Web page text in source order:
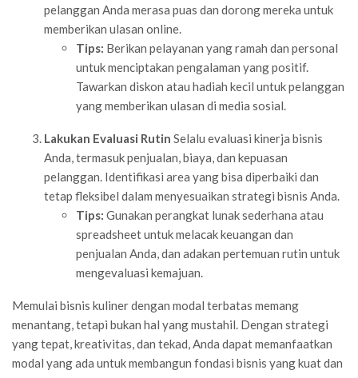
pelanggan Anda merasa puas dan dorong mereka untuk
memberikan ulasan online.
Tips: Berikan pelayanan yang ramah dan personal
untuk menciptakan pengalaman yang positif.
Tawarkan diskon atau hadiah kecil untuk pelanggan
yang memberikan ulasan di media sosial.
Lakukan Evaluasi Rutin Selalu evaluasi kinerja bisnis
Anda, termasuk penjualan, biaya, dan kepuasan
pelanggan. Identifikasi area yang bisa diperbaiki dan
tetap fleksibel dalam menyesuaikan strategi bisnis Anda.
Tips: Gunakan perangkat lunak sederhana atau
spreadsheet untuk melacak keuangan dan
penjualan Anda, dan adakan pertemuan rutin untuk
mengevaluasi kemajuan.
Memulai bisnis kuliner dengan modal terbatas memang
menantang, tetapi bukan hal yang mustahil. Dengan strategi
yang tepat, kreativitas, dan tekad, Anda dapat memanfaatkan
modal yang ada untuk membangun fondasi bisnis yang kuat dan